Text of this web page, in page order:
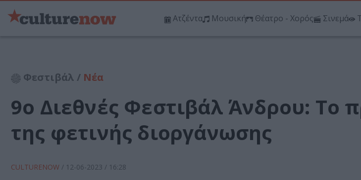
Ατζέντα Μουσική Θέατρο - Χορός Σινεμά
Φεστιβάλ / Νέα
9ο Διεθνές Φεστιβάλ Άνδρου: Το
της φετινής διοργάνωσης
CULTURENOW / 12-06-2023 / 16:28